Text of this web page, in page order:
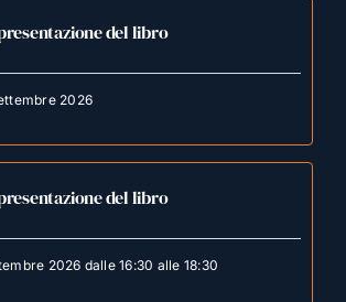
del libro
2026
del libro
2026 dalle 16:30 alle 18:30